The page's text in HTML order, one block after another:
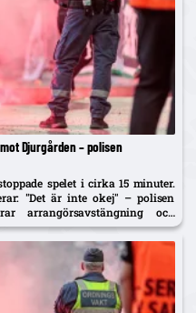
Djurgården – polisen
spelet i cirka 15 minuter.
"Det är inte okej" – polisen
arrangörsavstängning och